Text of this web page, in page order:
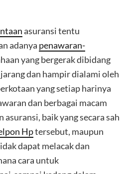
asuransi tentu
adanya penawaran-
yang bergerak dibidang
dan hampir dialami oleh
yang setiap harinya
dan berbagai macam
baik yang secara sah
Hptersebut, maupun
dapat melacak dan
cara untuk